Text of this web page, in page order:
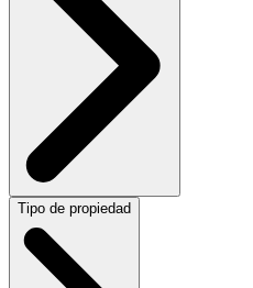
Tipo de propiedad